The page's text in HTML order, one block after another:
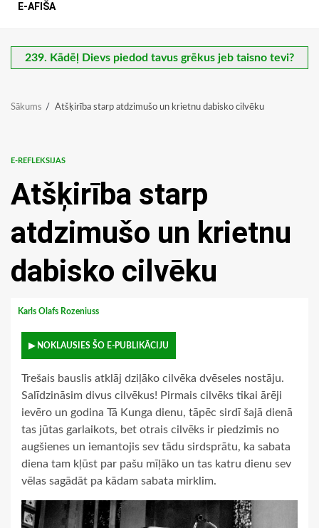
E-AFIŠA
239. Kādēļ Dievs piedod tavus grēkus jeb taisno tevi?
Sākums Atšķirība starp atdzimušo un krietnu dabisko cilvēku
E-REFLEKSIJAS
Atšķirība starp
atdzimušo un krietnu
dabisko cilvēku
Karls Olafs Rozeniuss
▶ NOKLAUSIES ŠO E-PUBLIKĀCIJU
Trešais bauslis atklāj dziļāko cilvēka dvēseles nostāju.
Salīdzināsim divus cilvēkus! Pirmais cilvēks tikai ārēji
ievēro un godina Tā Kunga dienu, tāpēc sirdī šajā dienā
tas jūtas garlaikots, bet otrais cilvēks ir piedzimis no
augšienes un iemantojis sev tādu sirdsprātu, ka sabata
diena tam kļūst par pašu mīļāko un tas katru dienu sev
vēlas sagādāt pa kādam sabata mirklim.